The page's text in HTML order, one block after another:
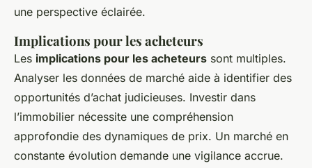
une perspective éclairée.
Implications pour les acheteurs
Les implications pour les acheteurs sont multiples.
Analyser les données de marché aide à identifier des
opportunités d’achat judicieuses. Investir dans
l’immobilier nécessite une compréhension
approfondie des dynamiques de prix. Un marché en
constante évolution demande une vigilance accrue.